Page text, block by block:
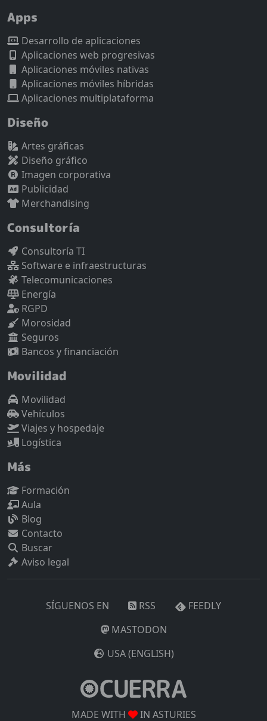
Apps
Desarrollo de aplicaciones
Aplicaciones web progresivas
Aplicaciones móviles nativas
Aplicaciones móviles híbridas
Aplicaciones multiplataforma
Diseño
Artes gráficas
Diseño gráfico
Imagen corporativa
Publicidad
Merchandising
Consultoría
Consultoría TI
Software e infraestructuras
Telecomunicaciones
Energía
RGPD
Morosidad
Seguros
Bancos y financiación
Movilidad
Movilidad
Vehículos
Viajes y hospedaje
Logística
Más
Formación
Aula
Blog
Contacto
Buscar
Aviso legal
SÍGUENOS EN RSS
FEEDLY
MASTODON
USA (ENGLISH)
MADE WITH IN ASTURIES